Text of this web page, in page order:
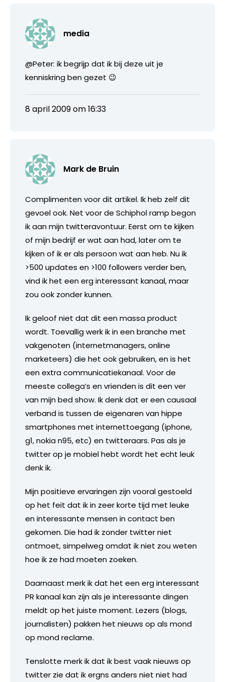
media
@Peter: ik begrijp dat ik bij deze uit je
kenniskring ben gezet 😉
8 april 2009 om 16:33
Mark de Bruin
Complimenten voor dit artikel. Ik heb zelf dit
gevoel ook. Net voor de Schiphol ramp begon
ik aan mijn twitteravontuur. Eerst om te kijken
of mijn bedrijf er wat aan had, later om te
kijken of ik er als persoon wat aan heb. Nu ik
>500 updates en >100 followers verder ben,
vind ik het een erg interessant kanaal, maar
zou ook zonder kunnen.
Ik geloof niet dat dit een massa product
wordt. Toevallig werk ik in een branche met
vakgenoten (internetmanagers, online
marketeers) die het ook gebruiken, en is het
een extra communicatiekanaal. Voor de
meeste collega’s en vrienden is dit een ver
van mijn bed show. Ik denk dat er een causaal
verband is tussen de eigenaren van hippe
smartphones met internettoegang (iphone,
g1, nokia n95, etc) en twitteraars. Pas als je
twitter op je mobiel hebt wordt het echt leuk
denk ik.
Mijn positieve ervaringen zijn vooral gestoeld
op het feit dat ik in zeer korte tijd met leuke
en interessante mensen in contact ben
gekomen. Die had ik zonder twitter niet
ontmoet, simpelweg omdat ik niet zou weten
hoe ik ze had moeten zoeken.
Daarnaast merk ik dat het een erg interessant
PR kanaal kan zijn als je interessante dingen
meldt op het juiste moment. Lezers (blogs,
journalisten) pakken het nieuws op als mond
op mond reclame.
Tenslotte merk ik dat ik best vaak nieuws op
twitter zie dat ik ergns anders niet niet had